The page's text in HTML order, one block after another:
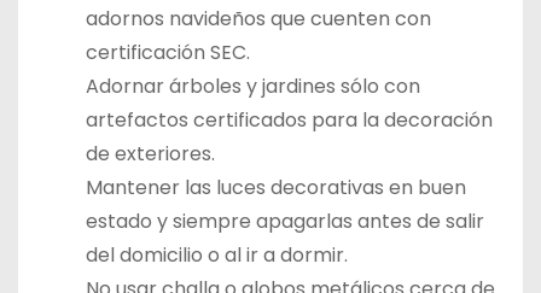
adornos navideños que cuenten con
certificación SEC.
Adornar árboles y jardines sólo con
artefactos certificados para la decoración
de exteriores.
Mantener las luces decorativas en buen
estado y siempre apagarlas antes de salir
del domicilio o al ir a dormir.